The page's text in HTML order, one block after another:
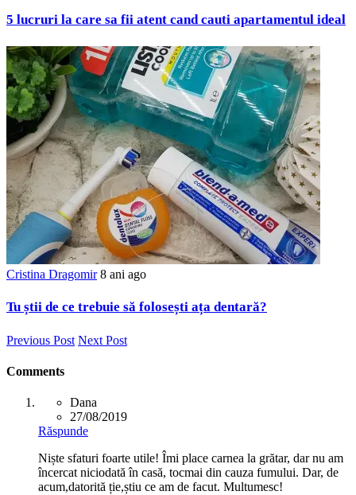
5 lucruri la care sa fii atent cand cauti apartamentul ideal
Cristina Dragomir 8 ani ago
Tu știi de ce trebuie să folosești ața dentară?
Previous Post Next Post
Comments
Dana
27/08/2019
Răspunde
Niște sfaturi foarte utile! Îmi place carnea la grătar, dar nu am
încercat niciodată în casă, tocmai din cauza fumului. Dar, de
acum,datorită ție,știu ce am de facut. Multumesc!